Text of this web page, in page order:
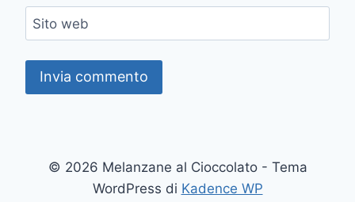
Sito web
© 2026 Melanzane al Cioccolato - Tema
WordPress di Kadence WP